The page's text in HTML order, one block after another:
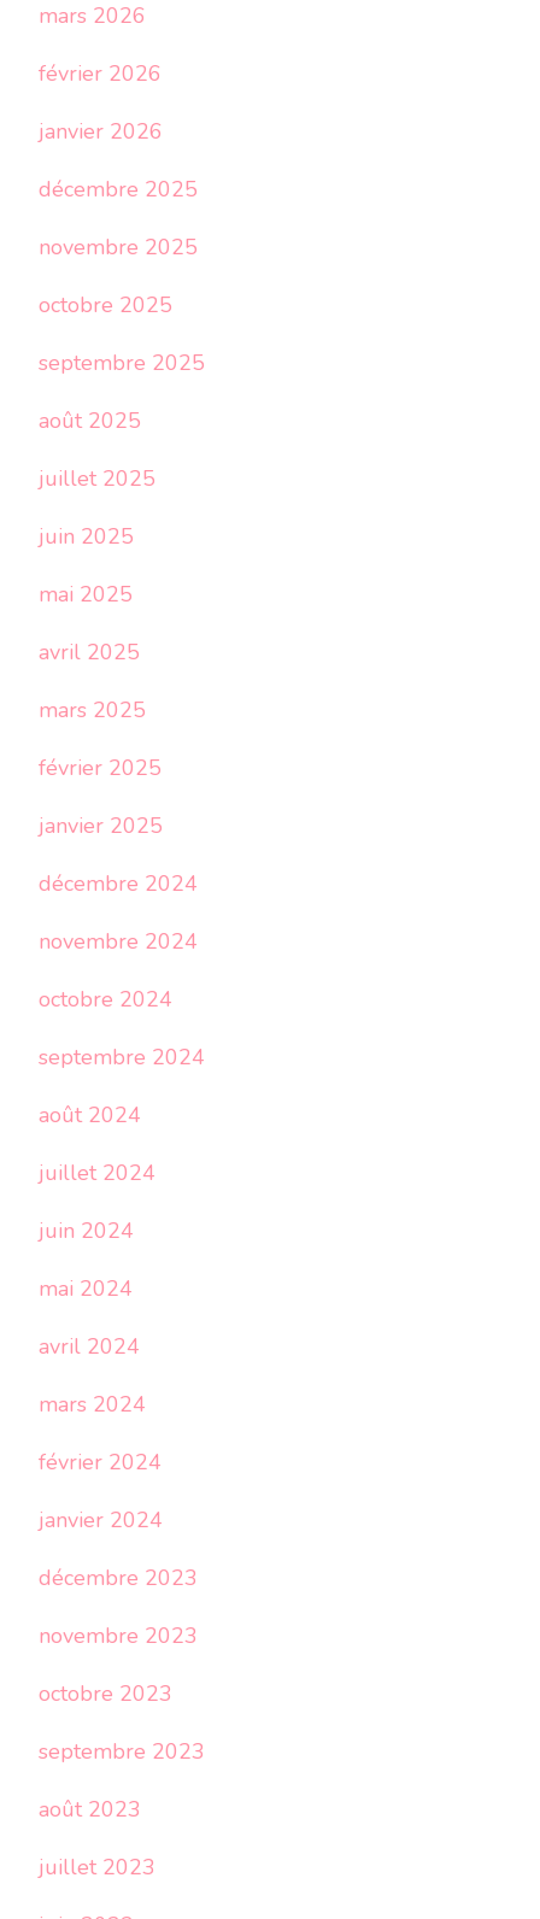
mars 2026
février 2026
janvier 2026
décembre 2025
novembre 2025
octobre 2025
septembre 2025
août 2025
juillet 2025
juin 2025
mai 2025
avril 2025
mars 2025
février 2025
janvier 2025
décembre 2024
novembre 2024
octobre 2024
septembre 2024
août 2024
juillet 2024
juin 2024
mai 2024
avril 2024
mars 2024
février 2024
janvier 2024
décembre 2023
novembre 2023
octobre 2023
septembre 2023
août 2023
juillet 2023